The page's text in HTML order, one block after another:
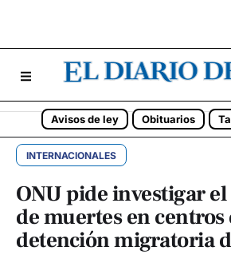
Avisos de ley Obituarios
INTERNACIONALES
ONU pide investigar
de muertes en centros
detención migratoria